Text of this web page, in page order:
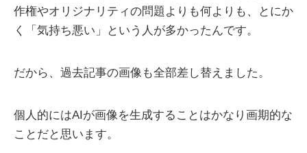
作権やオリジナリティの問題よりも何よりも、とにか
く「気持ち悪い」という人が多かったんです。
だから、過去記事の画像も全部差し替えました。
個人的にはAIが画像を生成することはかなり画期的な
ことだと思います。